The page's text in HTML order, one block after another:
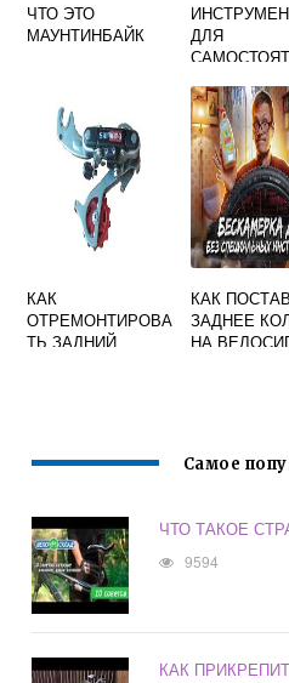
ЧТО ЭТО
МАУНТИНБАЙК
ДЛЯ
КАК
ОТРЕМОНТИРОВА
ТЬ ЗАДНИЙ
КАК
ЗАДНЕЕ
НА
Самое
ЧТО ТАКОЕ
9594
КАК